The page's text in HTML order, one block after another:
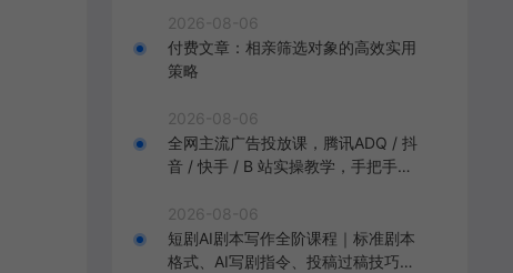
2026-08-06
付费文章：相亲筛选对象的高效实用
策略
2026-08-06
全网主流广告投放课，腾讯ADQ / 抖
音 / 快手 / B 站实操教学，手把手教
单
2026-08-06
短剧AI剧本写作全阶课程｜标准剧本
格式、AI写剧指令、投稿过稿技巧、